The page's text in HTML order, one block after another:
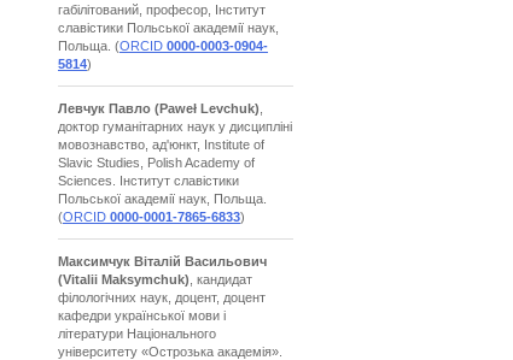
габілітований, професор, Інститут
славістики Польської академії наук,
Польща. (ORCID 0000-0003-0904-
5814)
Левчук Павло (Paweł Levchuk)
доктор гуманітарних наук у дисципліні
мовознавство, ад'юнкт, Institute of
Slavic Studies, Polish Academy of
Sciences. Інститут славістики
Польської академії наук, Польща.
(ORCID 0000-0001-7865-6833)
Максимчук Віталій Васильович
(Vitalii Maksymchuk) , кандидат
філологічних наук, доцент, доцент
кафедри української мови і
літератури Національного
університету «Острозька академія».